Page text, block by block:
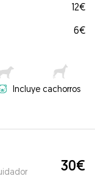
12€
6€
Incluye cachorros
30€